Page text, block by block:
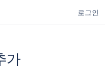
로그인
가